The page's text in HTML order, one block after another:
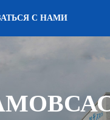
С НАМИ